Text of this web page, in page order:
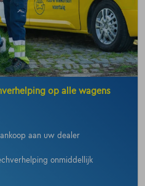
op alle wagens
aan uw dealer
onmiddellijk